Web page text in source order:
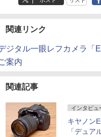
関連リンク
ジタル一眼レフカメラ「
案内
関連記事
インタビュ
キヤノン
「デュア